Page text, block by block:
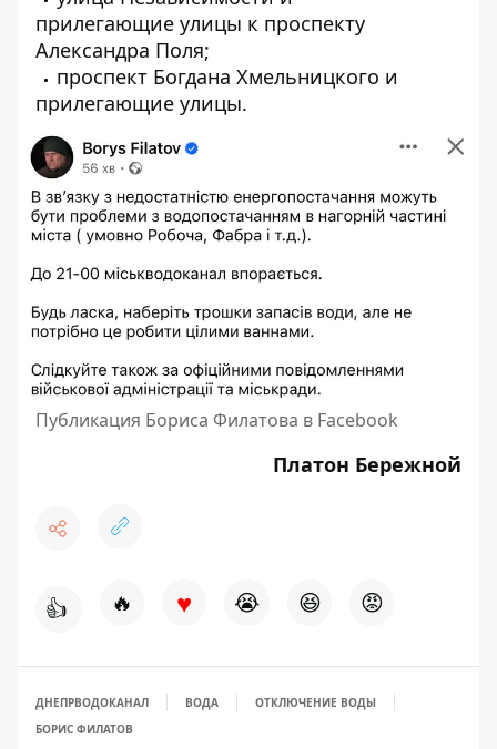
прилегающие улицы к проспекту
Александра Поля;
проспект Богдана Хмельницкого и
прилегающие улицы.
Публикация Бориса Филатова в Facebook
Платон Бережной
👍 🔥 ♥ 😭 😆 😡
ДНЕПРВОДОКАНАЛ ВОДА
ОТКЛЮЧЕНИЕ ВОДЫ
БОРИС ФИЛАТОВ